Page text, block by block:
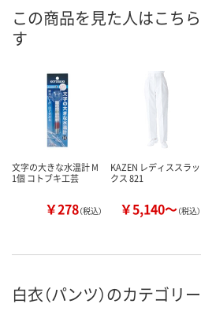
在庫 あり あり
数量
この商品を見た人はこち
す
文字の大きな水温計 M
1個 コトブキ工芸
￥278（税込）
KAZEN レディススラッ
クス 821
￥5,140～（税込）
白衣（パンツ）のカテゴリー